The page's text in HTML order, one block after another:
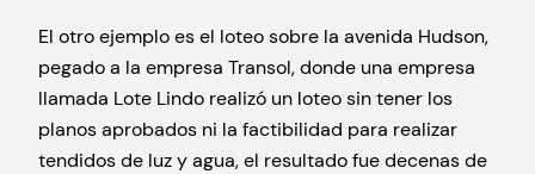
El otro ejemplo es el loteo sobre la avenida Hudson,
pegado a la empresa Transol, donde una empresa
llamada Lote Lindo realizó un loteo sin tener los
planos aprobados ni la factibilidad para realizar
tendidos de luz y agua, el resultado fue decenas de